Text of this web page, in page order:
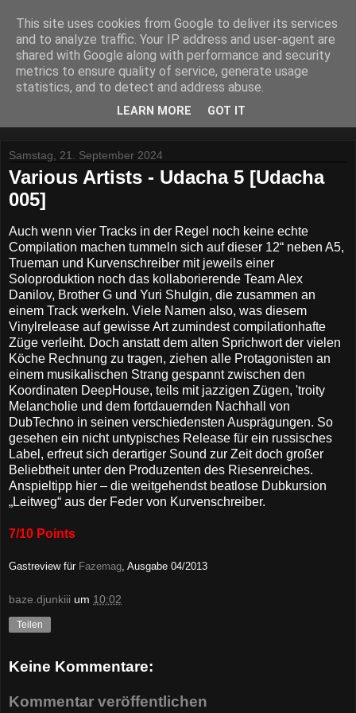
Lost Reviews From The
Archive
Was nach der Deadline übrig blieb.
Samstag, 21. September 2024
Various Artists - Udacha 5 [Udacha
005]
Auch wenn vier Tracks in der Regel noch keine echte
Compilation machen tummeln sich auf dieser 12“ neben A5,
Trueman und Kurvenschreiber mit jeweils einer
Soloproduktion noch das kollaborierende Team Alex
Danilov, Brother G und Yuri Shulgin, die zusammen an
einem Track werkeln. Viele Namen also, was diesem
Vinylrelease auf gewisse Art zumindest compilationhafte
Züge verleiht. Doch anstatt dem alten Sprichwort der vielen
Köche Rechnung zu tragen, ziehen alle Protagonisten an
einem musikalischen Strang gespannt zwischen den
Koordinaten DeepHouse, teils mit jazzigen Zügen, 'troity
Melancholie und dem fortdauernden Nachhall von
DubTechno in seinen verschiedensten Ausprägungen. So
gesehen ein nicht untypisches Release für ein russisches
Label, erfreut sich derartiger Sound zur Zeit doch großer
Beliebtheit unter den Produzenten des Riesenreiches.
Anspieltipp hier – die weitgehendst beatlose Dubkursion
„Leitweg“ aus der Feder von Kurvenschreiber.
7/10 Points
Gastreview für Fazemag , Ausgabe 04/2013
baze.djunkiii um 10:02
Teilen
Keine Kommentare:
Kommentar veröffentlichen
This site uses cookies from Google to deliver its services
and to analyze traffic. Your IP address and user-agent are
shared with Google along with performance and security
metrics to ensure quality of service, generate usage
statistics, and to detect and address abuse.
LEARN MORE GOT IT